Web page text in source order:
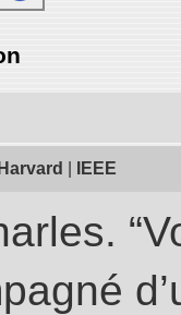
Harvard IEEE